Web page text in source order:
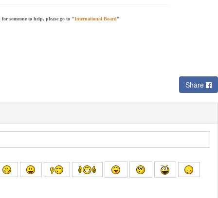
someone to help, please go to "International Board"
Share